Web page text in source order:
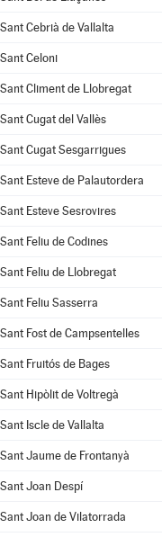
Sant Cebrià de Vallalta
Sant Celoni
Sant Climent de Llobregat
Sant Cugat del Vallès
Sant Cugat Sesgarrigues
Sant Esteve de Palautordera
Sant Esteve Sesrovires
Sant Feliu de Codines
Sant Feliu de Llobregat
Sant Feliu Sasserra
Sant Fost de Campsentelles
Sant Fruitós de Bages
Sant Hipòlit de Voltregà
Sant Iscle de Vallalta
Sant Jaume de Frontanyà
Sant Joan Despí
Sant Joan de Vilatorrada